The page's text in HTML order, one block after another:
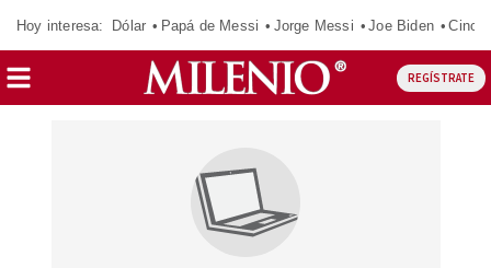
Hoy interesa: Dólar Papá de Messi Jorge Messi Joe Biden
REGÍSTRATE